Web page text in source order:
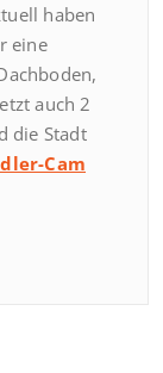
haben
eine
auch 2
die Stadt
Cam